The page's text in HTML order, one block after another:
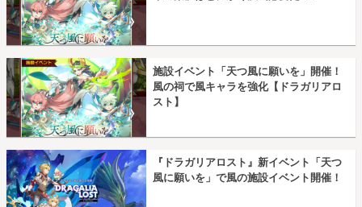
施設イベント「天つ風に願いを」開催！
風の祠で風キャラを強化【ドラガリアロ
スト】
『ドラガリアロスト』新イベント「天つ
風に願いを」で風の施設イベント開催！